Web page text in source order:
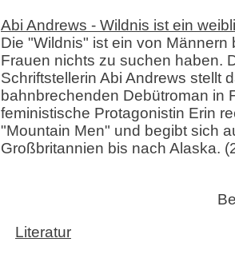
Abi Andrews - Wildnis ist ein
Die "Wildnis" ist ein von Männern
Frauen nichts zu suchen haben.
Schriftstellerin Abi Andrews stellt
bahnbrechenden Debütroman in
feministische Protagonistin Erin
"Mountain Men" und begibt sich
Großbritannien bis nach Alaska.
Literatur